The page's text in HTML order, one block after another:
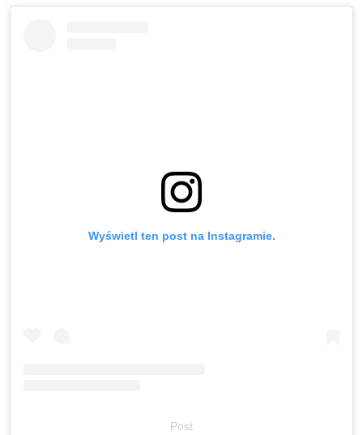
Wyświetl ten post na Instagramie.
Post